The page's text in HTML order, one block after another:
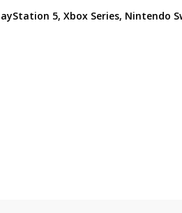
5, Xbox Series, Nintendo